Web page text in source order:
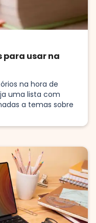
para usar na
na hora de
uma lista com
a temas sobre